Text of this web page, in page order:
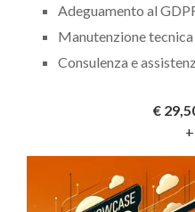
Adeguamento al
Manutenzione tecnica
Consulenza e
€